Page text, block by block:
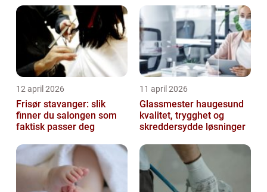
12 april 2026
Frisør stavanger: slik
finner du salongen som
faktisk passer deg
11 april 2026
Glassmester haugesund
kvalitet, trygghet og
skreddersydde løsninger